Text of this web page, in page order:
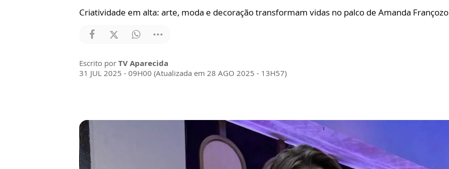
Criatividade em alta: arte, moda e decoração transformam vidas no palco de Amanda Françozo
Escrito por TV Aparecida
31 JUL 2025 - 09H00 (Atualizada em 28 AGO 2025 - 13H57)